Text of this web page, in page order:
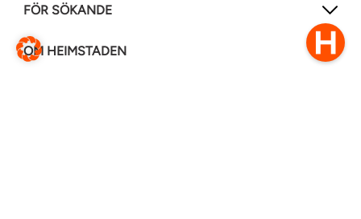
FÖR SÖKANDE
OM HEIMSTADEN